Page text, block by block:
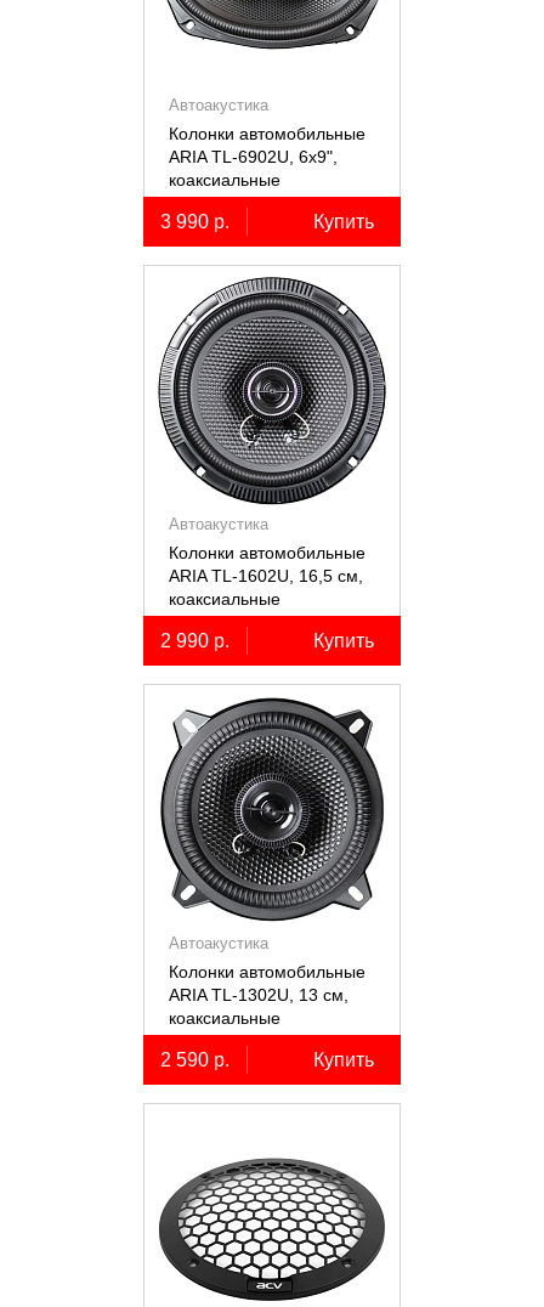
Автоакустика
Колонки автомобильные
ARIA TL-6902U, 6х9",
коаксиальные
трёхполосные, 2 шт.
3 990 р. Купить
Автоакустика
Колонки автомобильные
ARIA TL-1602U, 16,5 см,
коаксиальные
двухполосные, 2 шт.
2 990 р. Купить
Автоакустика
Колонки автомобильные
ARIA TL-1302U, 13 см,
коаксиальные
двухполосные, 2 шт.
2 590 р. Купить